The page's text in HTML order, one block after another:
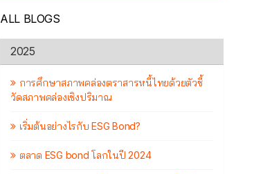
ALL BLOGS
2025
การศึกษาสภาพคล่องตราสารหนี้ไทยด้วยตัวชี้
วัดสภาพคล่องเชิงปริมาณ
เริ่มต้นอย่างไรกับ ESG Bond?
ตลาด ESG bond โลกในปี 2024